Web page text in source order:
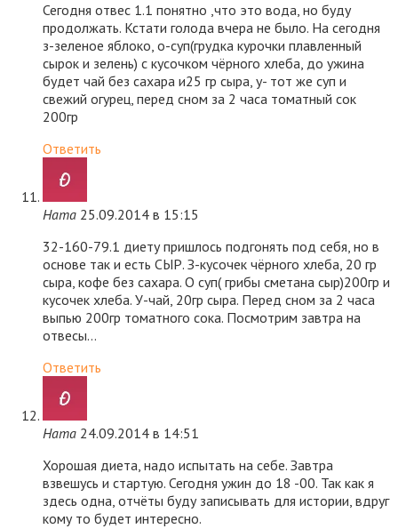
Сегодня отвес 1.1 понятно ,что это вода, но буду
продолжать. Кстати голода вчера не было. На сегодня
з-зеленое яблоко, о-суп(грудка курочки плавленный
сырок и зелень) с кусочком чёрного хлеба, до ужина
будет чай без сахара и25 гр сыра, у- тот же суп и
свежий огурец, перед сном за 2 часа томатный сок
200гр
Ответить
Ната 25.09.2014 в 15:15
32-160-79.1 диету пришлось подгонять под себя, но в
основе так и есть СЫР. З-кусочек чёрного хлеба, 20 гр
сыра, кофе без сахара. О суп( грибы сметана сыр)200гр и
кусочек хлеба. У-чай, 20гр сыра. Перед сном за 2 часа
выпью 200гр томатного сока. Посмотрим завтра на
отвесы…
Ответить
Ната 24.09.2014 в 14:51
Хорошая диета, надо испытать на себе. Завтра
взвешусь и стартую. Сегодня ужин до 18 -00. Так как я
здесь одна, отчёты буду записывать для истории, вдруг
кому то будет интересно.